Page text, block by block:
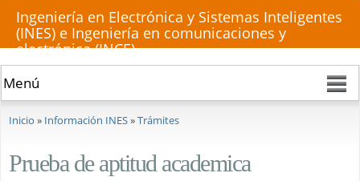
Ingeniería en Electrónica y Sistemas Inteligentes
(INES) e Ingeniería en comunicaciones y
electrónica (INCE)
Inicio » Información INES»Trámites
Prueba de aptitud academica